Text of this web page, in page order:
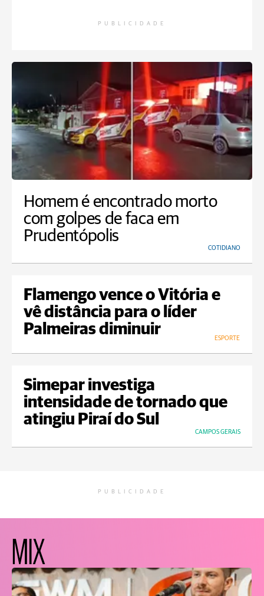
PUBLICIDADE
Homem é encontrado morto
com golpes de faca em
Prudentópolis
COTIDIANO
Flamengo vence o Vitória e
vê distância para o líder
Palmeiras diminuir
ESPORTE
Simepar investiga
intensidade de tornado que
atingiu Piraí do Sul
CAMPOS GERAIS
PUBLICIDADE
MIX